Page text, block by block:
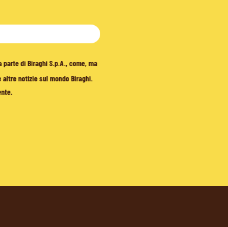
di Biraghi S.p.A., come, ma
notizie sul mondo Biraghi.